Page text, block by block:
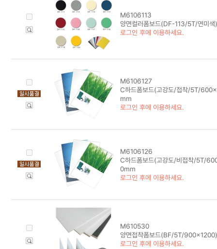
M6106113
양면컬러폼보드(DF-113/5T/연미
로그인 후에 이용하세요.
M6106127
C하드폼보드(고강도/접착/5T/
mm
로그인 후에 이용하세요.
M6106126
C하드폼보드(고강도/비접착/5T/
0mm
로그인 후에 이용하세요.
M610530
양면접착폼보드(BF/5T/
로그인 후에 이용하세요.